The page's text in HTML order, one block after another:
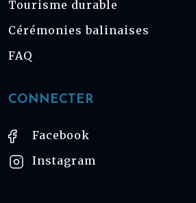
Tourisme durable
Cérémonies balinaises
FAQ
CONNECTER
Facebook
Instagram